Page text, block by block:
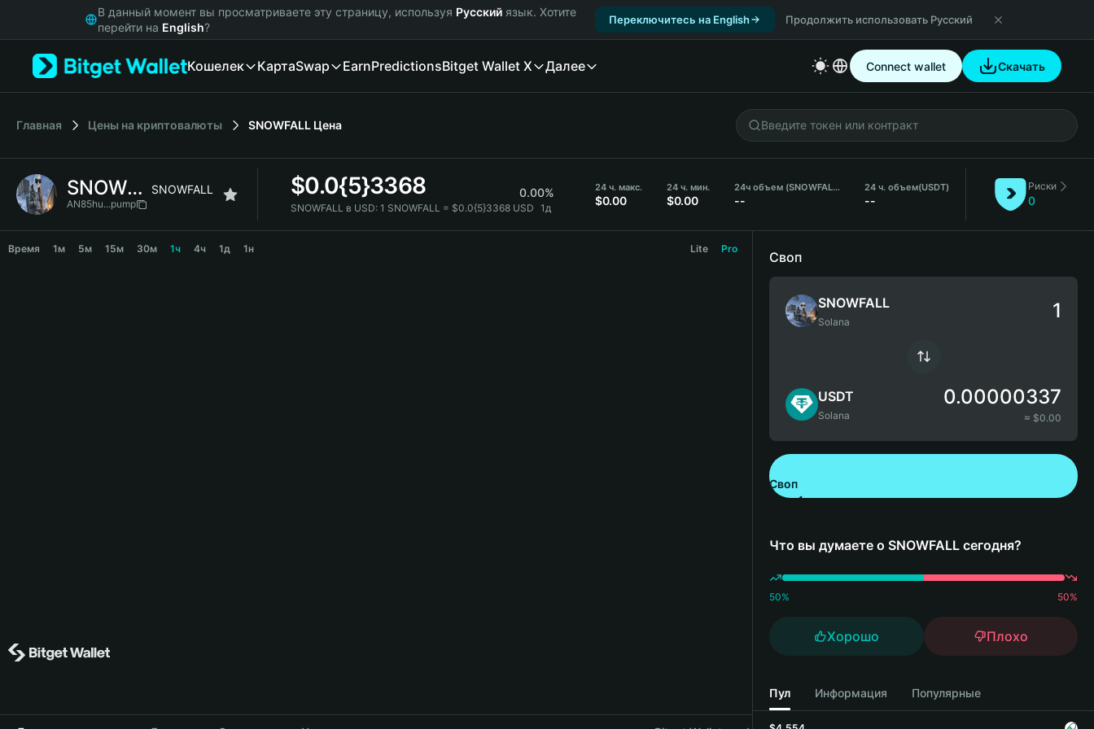
Русский
Italiano
简体中文
繁體中文
Bahasa Indonesia
В данный момент вы просматриваете эту страницу, используя Русский язык. Хотите
перейти на English?
Переключитесь на English Продолжить использовать Русский
Кошелек КартаSwap EarnPredictionsBitget Wallet X Далее Connect wallet Скачать
Главная Цены на криптовалюты SNOWFALL Цена
SNOWFALL SNOWFALL
AN85hu...pump
$0.0{5}3368 0.00%
SNOWFALL в USD: 1 SNOWFALL = $0.0{5}3368 USD 1д
24 ч. макс.
$0.00
24 ч. мин.
$0.00
24ч объем (SNOWFALL)
--
24 ч. объем(USDT)
--
Риски
0
Время 1м 5м 15м 30м 1ч 4ч 1д 1н Lite Pro
Своп
SNOWFALL
Solana
USDT
Solana
0.00000337
≈ $0.00
Своп
Что вы думаете о SNOWFALL сегодня?
50% 50%
Хорошо Плохо
Пул Информация Популярные